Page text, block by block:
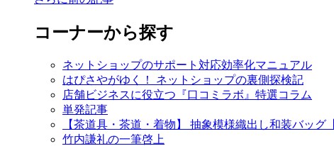
コーナーから探す
ネットショップのサポート対応効率化マニュアル
はぴさやがゆく！ ネットショップの裏側探検記
店舗ビジネスに役立つ『口コミラボ』特選コラム
単発記事
【茶道具・茶道・着物】 抽象模様織出し和装バッグ
竹内謙礼の一筆啓上